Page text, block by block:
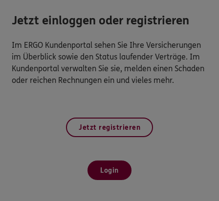
Jetzt einloggen oder registrieren
Im ERGO Kundenportal sehen Sie Ihre Versicherungen
im Überblick sowie den Status laufender Verträge. Im
Kundenportal verwalten Sie sie, melden einen Schaden
oder reichen Rechnungen ein und vieles mehr.
Jetzt registrieren
Login